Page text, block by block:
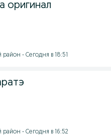
оригинал
район - Сегодня в 18:51
район - Сегодня в 16:52